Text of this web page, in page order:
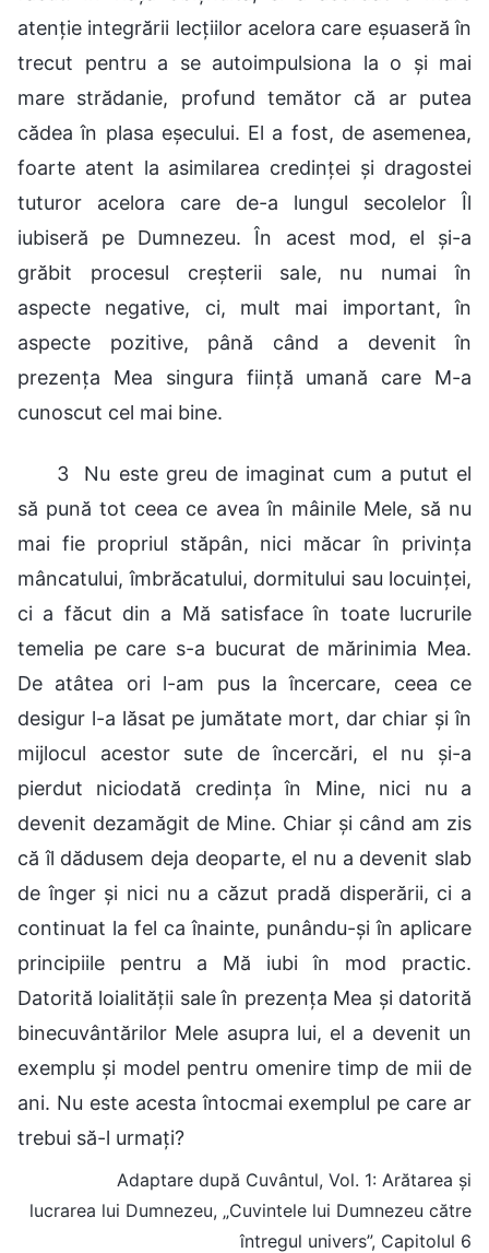
atenţie integrării lecţiilor acelora care eşuaseră în
trecut pentru a se autoimpulsiona la o şi mai
mare strădanie, profund temător că ar putea
cădea în plasa eşecului. El a fost, de asemenea,
foarte atent la asimilarea credinţei şi dragostei
tuturor acelora care de-a lungul secolelor Îl
iubiseră pe Dumnezeu. În acest mod, el şi-a
grăbit procesul creşterii sale, nu numai în
aspecte negative, ci, mult mai important, în
aspecte pozitive, până când a devenit în
prezenţa Mea singura fiinţă umană care M-a
cunoscut cel mai bine.
3 Nu este greu de imaginat cum a putut el
să pună tot ceea ce avea în mâinile Mele, să nu
mai fie propriul stăpân, nici măcar în privinţa
mâncatului, îmbrăcatului, dormitului sau locuinței,
ci a făcut din a Mă satisface în toate lucrurile
temelia pe care s-a bucurat de mărinimia Mea.
De atâtea ori l-am pus la încercare, ceea ce
desigur l-a lăsat pe jumătate mort, dar chiar şi în
mijlocul acestor sute de încercări, el nu şi-a
pierdut niciodată credinţa în Mine, nici nu a
devenit dezamăgit de Mine. Chiar şi când am zis
că îl dădusem deja deoparte, el nu a devenit slab
de înger şi nici nu a căzut pradă disperării, ci a
continuat la fel ca înainte, punându-și în aplicare
principiile pentru a Mă iubi în mod practic.
Datorită loialităţii sale în prezenţa Mea şi datorită
binecuvântărilor Mele asupra lui, el a devenit un
exemplu şi model pentru omenire timp de mii de
ani. Nu este acesta întocmai exemplul pe care ar
trebui să-l urmaţi?
Adaptare după Cuvântul, Vol. 1: Arătarea și
lucrarea lui Dumnezeu, „Cuvintele lui Dumnezeu către
întregul univers”, Capitolul 6